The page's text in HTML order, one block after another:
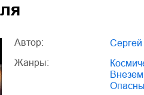
Автор:
Жанры: